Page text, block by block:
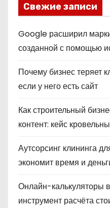
Свежие записи
Google расширил
созданной с помощью
Почему бизнес теряет
если у него есть сайт
Как строительный
контент: кейс
Аутсорсинг клининга
экономит время и
Онлайн-калькуляторы
инструмент расчёта